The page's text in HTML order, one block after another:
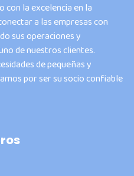
la excelencia en la
a las empresas con
sus operaciones y
de nuestros clientes.
de pequeñas y
por ser su socio confiable